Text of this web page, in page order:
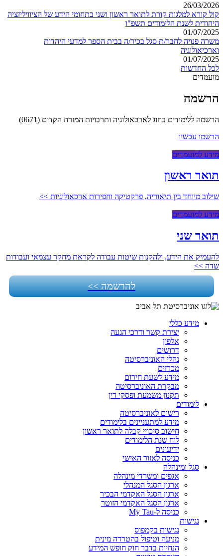
26/03/2026
קול קורא למלגות קורת לתואר ראשון ושני בתחומי הידע של הציוויליזציה
היהודית לשנת הלימודים תשפ"ו
01/07/2025
משרה פנויה לחבר/ת סגל בכיר/ה בבית הספר למדעי היהדות
וארכיאולוגיה
01/07/2025
לכל החדשות
מועמדים
הרשמה
הרשמה ללימודים בחוג לארכאולוגיה ותרבויות המזרח הקדום (0671)
הרשמו עכשיו
מידע למועמדים
תואר ראשון
שילוב מיוחד בין תיאוריה, פרקטיקה וחפירות ארכאולוגיות >>
מידע למועמדים
תואר שני
להעמיק את הידע, ולהקנות שיטות עבודה לקראת מחקר עצמאי ועבודות
שדה >>
להרשמה >>
מידע כללי
יצירת קשר ודרכי הגעה
אלפון
דרושים
נהלי האוניברסיטה
מכרזים
מידע לשעת חירום
מבקרת האוניברסיטה
תקנון משמעת ופסקי דין
לימודים
רישום לאוניברסיטה
מידע למתעניינים בלימודים
חישוב סיכויי קבלה לתואר ראשון
לוח שנת הלימודים
ידיעונים
כניסה לאזור האישי
סגל ומינהלה
אגפים ומשרדי מינהלה
ארגון הסגל המנהלי
ארגון הסגל האקדמי הבכיר
ארגון הסגל האקדמי הזוטר
כניסה ל-My Tau
נגישות
נגישות בקמפוס
מניעה וטיפול בהטרדה מינית
הנחיות בדבר חוק חופש המידע